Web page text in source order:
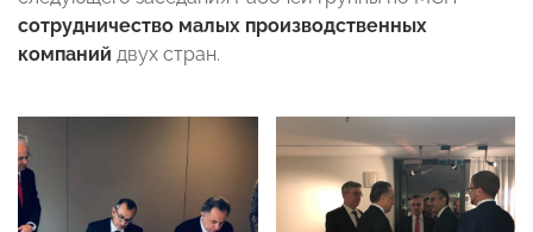
сотрудничество малых производственных
компаний двух стран.